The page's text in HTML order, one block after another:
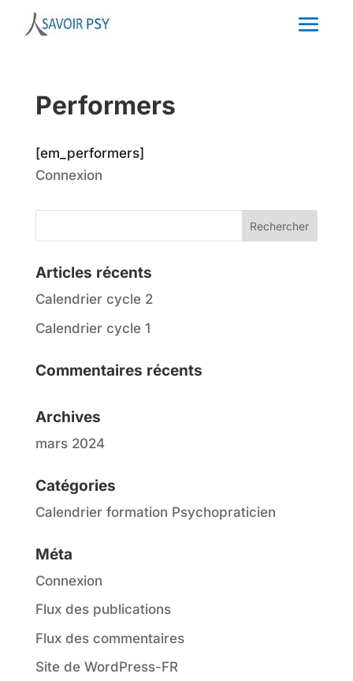
Performers
[em_performers]
Connexion
Articles récents
Calendrier cycle 2
Calendrier cycle 1
Commentaires récents
Archives
mars 2024
Catégories
Calendrier formation Psychopraticien
Méta
Connexion
Flux des publications
Flux des commentaires
Site de WordPress-FR